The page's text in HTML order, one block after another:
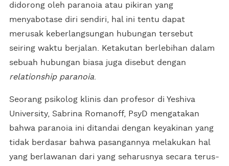
didorong oleh paranoia atau pikiran yang
menyabotase diri sendiri, hal ini tentu dapat
merusak keberlangsungan hubungan tersebut
seiring waktu berjalan. Ketakutan berlebihan dalam
sebuah hubungan biasa juga disebut dengan
relationship paranoia
Seorang psikolog klinis dan profesor di Yeshiva
University, Sabrina Romanoff, PsyD mengatakan
bahwa paranoia ini ditandai dengan keyakinan yang
tidak berdasar bahwa pasangannya melakukan hal
yang berlawanan dari yang seharusnya secara terus-